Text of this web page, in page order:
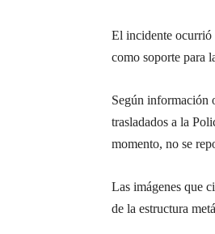
El incidente ocurrió
como soporte para
Según información
trasladados a la
momento, no se
Las imágenes que
de la estructura